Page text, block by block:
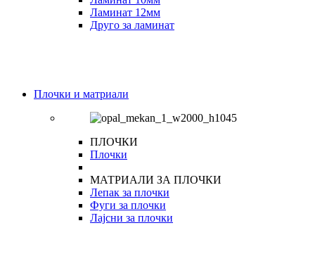
Ламинат 12мм
Друго за ламинат
Плочки и матриали
ПЛОЧКИ
Плочки
МАТРИАЛИ ЗА ПЛОЧКИ
Лепак за плочки
Фуги за плочки
Лајсни за плочки